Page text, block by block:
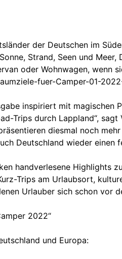
der Deutschen im
Strand, Seen und
oder Wohnwagen, wenn
fuer-Camper-01-
inspiriert mit
Trips durch Lappland“,
diesmal noch
Deutschland wieder einen
handverlesene Highlights
Trips am Urlaubsort,
Urlauber sich schon vor
2022“
und Europa: